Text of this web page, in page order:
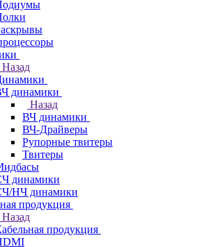
Назад
динамики
Назад
ВЧ динамики
ВЧ-Драйверы
Рупорные твитеры
Твитеры
динамики
НЧ динамики
продукция
Назад
продукция